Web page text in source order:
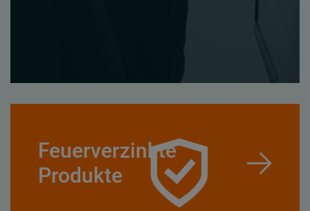
Feuerverzinkte
Produkte